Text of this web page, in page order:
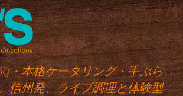
・本格ケータリング・手ぶら
信州発、ライブ調理と体験型